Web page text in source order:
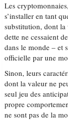
Les
s’installer en tant
substitution, dont la
dette ne cessaient
dans le monde – et
officielle par une
Sinon, leurs
dont la valeur ne
seul jeu des
propre
ne sont pas de la